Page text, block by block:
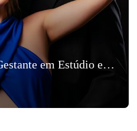
Ensaio Fotográfico de Gestante em Estúdio em João Monlevade - Aniele